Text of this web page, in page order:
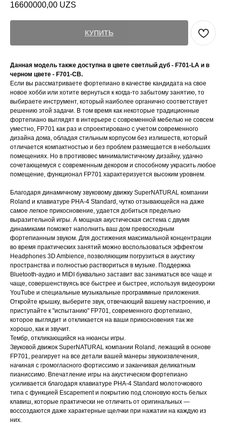
16600000,00 UZS
КУПИТЬ
Данная модель также доступна в цвете светлый дуб - F701-LA и в
черном цвете - F701-CB.
Если вы рассматриваете фортепиано в качестве кандидата на свое
новое хобби или хотите вернуться к когда-то забытому занятию, то
выбираете инструмент, который наиболее органично соответствует
решению этой задачи. В том время как некоторые традиционные
фортепиано выглядят в интерьере с современной мебелью не совсем
уместно, FP701 как раз и спроектировано с учетом современного
дизайна дома, обладая стильным корпусом без излишеств, который
отличается компактностью и без проблем размещается в небольших
помещениях. Но в противовес минималистичному дизайну, удачно
сочетающемуся с современным декором и способному украсить любое
помещение, функционал FP701 характеризуется высоким уровнем.
Благодаря динамичному звуковому движку SuperNATURAL компании
Roland и клавиатуре PHA-4 Standard, чутко отзывающейся на даже
самое легкое прикосновение, удается добиться предельно
выразительной игры. А мощная акустическая система с двумя
динамиками поможет наполнить ваш дом превосходным
фортепианным звуком. Для достижения максимальной концентрации
во время практических занятий можно воспользоваться эффектом
Headphones 3D Ambience, позволяющим погрузиться в акустику
пространства и полностью раствориться в музыке. Поддержка
Bluetooth-аудио и MIDI буквально заставит вас заниматься все чаще и
чаще, совершенствуясь все быстрее и быстрее, используя видеоуроки
YouTube и специальные музыкальные программные приложения.
Откройте крышку, выберите звук, отвечающий вашему настроению, и
приступайте к "испытанию" FP701, современного фортепиано,
которое выглядит и откликается на ваши прикосновения так же
хорошо, как и звучит.
Тембр, откликающийся на нюансы игры.
Звуковой движок SuperNATURAL компании Roland, лежащий в основе
FP701, реагирует на все детали вашей манеры звукоизвлечения,
начиная с громогласного фортиссимо и заканчивая деликатным
пианиссимо. Впечатление игры на акустическом фортепиано
усиливается благодаря клавиатуре PHA-4 Standard молоточкового
типа с функцией Escapement и покрытию под слоновую кость белых
клавиш, которые практически не отличить от оригинальных ―
воссоздаются даже характерные щелчки при нажатии на каждую из
них.